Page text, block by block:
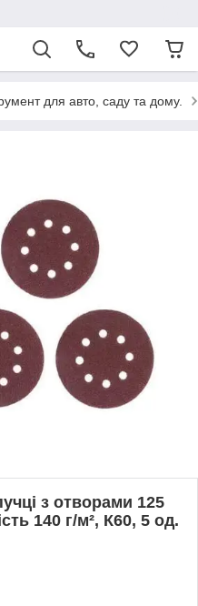
для авто, саду та дому.
з отворами 125
140 г/м², К60, 5 од.